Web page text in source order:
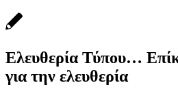
Ελευθερία Τύπου…
για την ελευθερία